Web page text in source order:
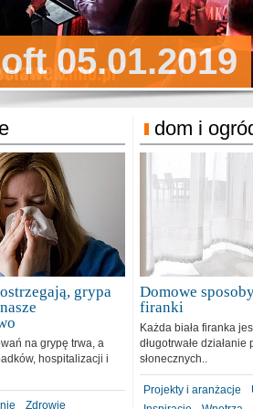
05.01.2019
grypa
na grypę trwa, a
hospitalizacji i
Zdrowie
dom i
Domowe
firanki
Każda biała firanka
długotrwałe działanie
słonecznych..
Projekty i aranżacje